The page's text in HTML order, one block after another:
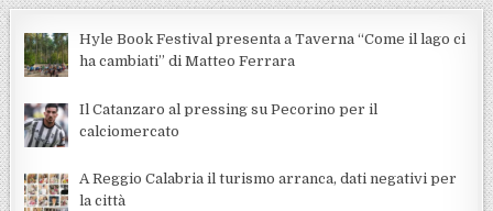
Hyle Book Festival presenta a Taverna “Come il lago ci
ha cambiati” di Matteo Ferrara
Il Catanzaro al pressing su Pecorino per il
calciomercato
A Reggio Calabria il turismo arranca, dati negativi per
la città